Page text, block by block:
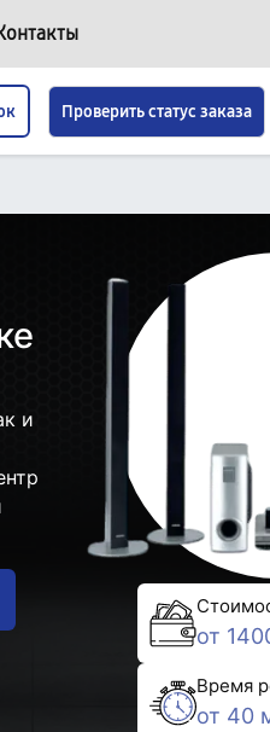
Проверить статус заказа
и
от
Время
от 40